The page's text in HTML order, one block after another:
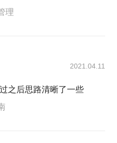
理
2021.04.11
之后思路清晰了一些